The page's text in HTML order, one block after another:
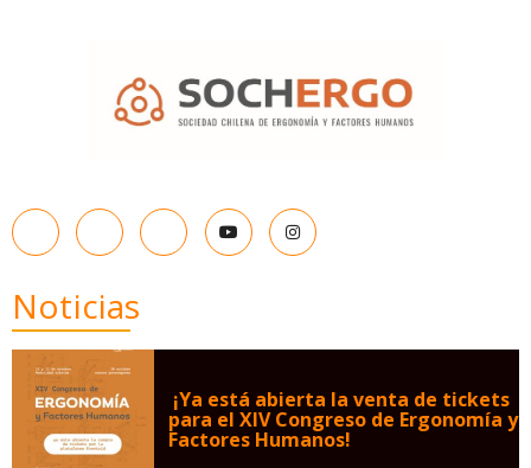
Noticias
¡Ya está abierta la venta de tickets
para el XIV Congreso de Ergonomía y
Factores Humanos!